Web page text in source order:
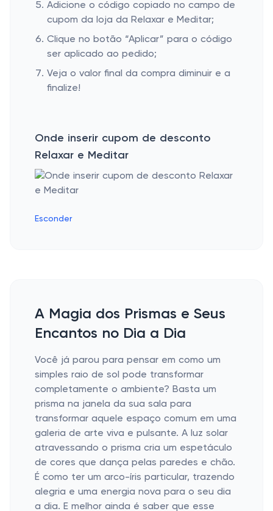
Adicione o código copiado no campo de
cupom da loja da Relaxar e Meditar;
Clique no botão “Aplicar” para o código
ser aplicado ao pedido;
Veja o valor final da compra diminuir e a
finalize!
Onde inserir cupom de desconto
Relaxar e Meditar
Esconder
A Magia dos Prismas e Seus
Encantos no Dia a Dia
Você já parou para pensar em como um
simples raio de sol pode transformar
completamente o ambiente? Basta um
prisma na janela da sua sala para
transformar aquele espaço comum em uma
galeria de arte viva e pulsante. A luz solar
atravessando o prisma cria um espetáculo
de cores que dança pelas paredes e chão.
É como ter um arco-íris particular, trazendo
alegria e uma energia nova para o seu dia
a dia. E melhor ainda é saber que esse